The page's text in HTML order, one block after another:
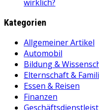
wirklich?
Kategorien
Allgemeiner Artikel
Automobil
Bildung &
Elternschaft &
Essen & Reisen
Finanzen